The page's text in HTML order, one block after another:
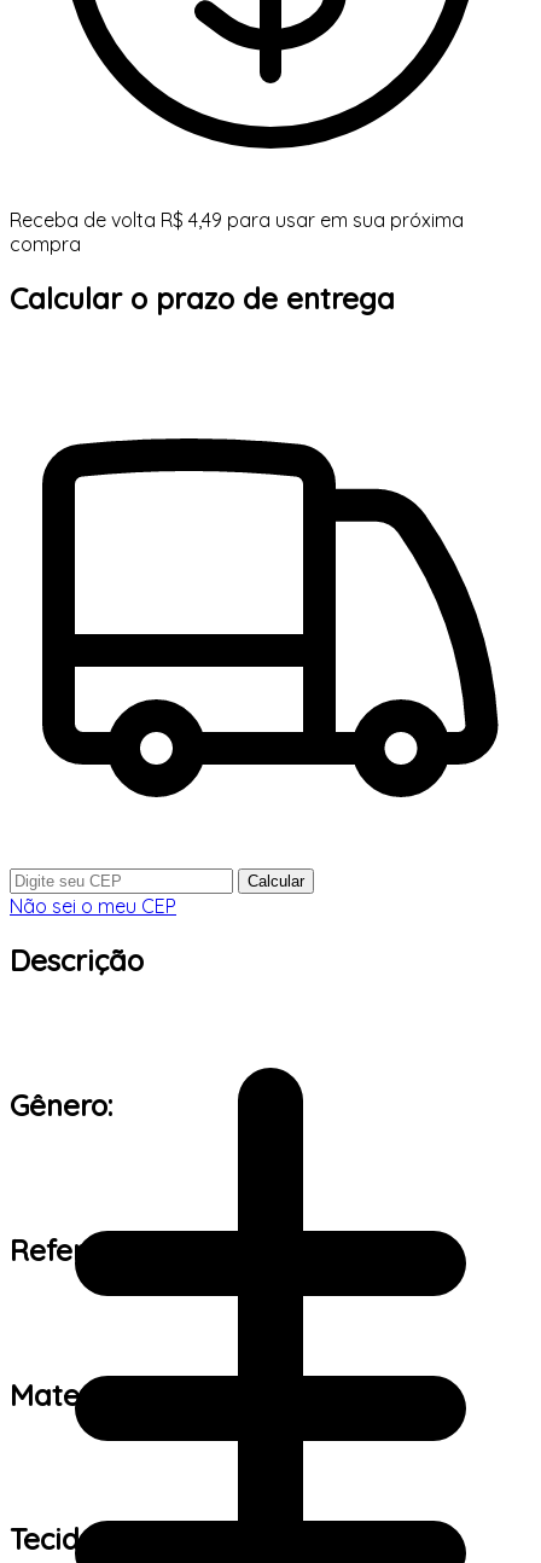
Receba de volta R$ 4,49 para usar em sua próxima
compra
Calcular o prazo de entrega
Calcular
Não sei o meu CEP
Descrição
Gênero:
Referência de tamanho:
Material:
Tecido: